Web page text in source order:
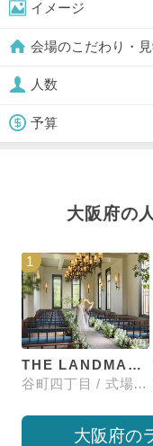
イメージ
会場のこだわり・
人数
予算
大阪府の
1
THE LANDMARK SQUARE OSAKA （ザ ランドマークスクエア オオサカ）
谷町四丁目 / 式場・ゲストハウス
大阪府の